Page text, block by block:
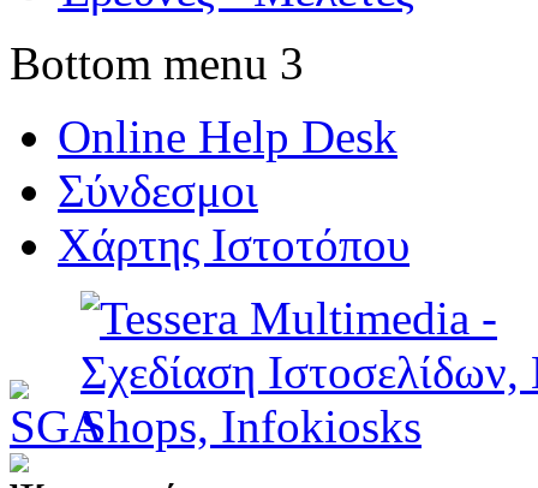
Bottom menu 3
Online Help Desk
Σύνδεσμοι
Χάρτης Ιστοτόπου